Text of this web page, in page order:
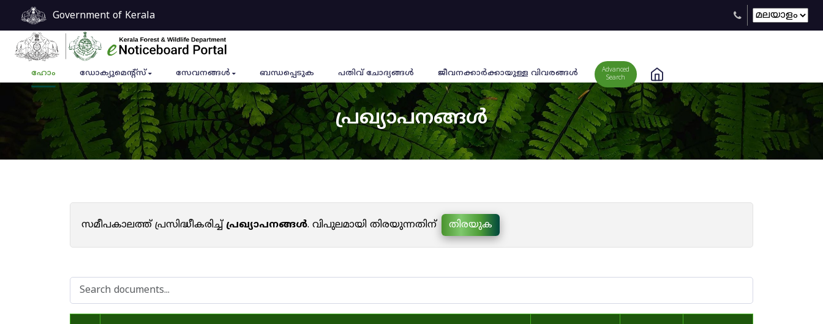
Government of Kerala
ഹോം ഡോക്യുമെൻ്റ്സ് സേവനങ്ങൾ ബന്ധപ്പെടുക പതിവ് ചോദ്യങ്ങൾ ജീവനക്കാര്‍ക്കായുള്ള വിവരങ്ങള്‍
Advanced
Search
പ്രഖ്യാപനങ്ങൾ
സമീപകാലത്ത് പ്രസിദ്ധീകരിച്ച്പ്രഖ്യാപനങ്ങൾ. വിപുലമായി തിരയുന്നതിന് തിരയുക